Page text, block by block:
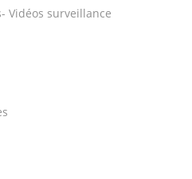
Vidéos surveillance